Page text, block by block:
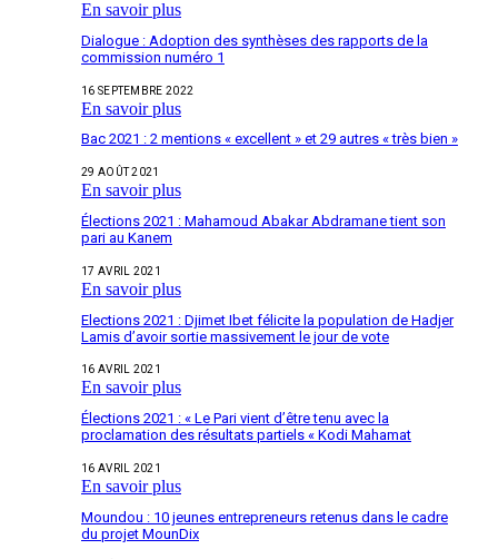
En savoir plus
Dialogue : Adoption des synthèses des rapports de la
commission numéro 1
16 SEPTEMBRE 2022
En savoir plus
Bac 2021 : 2 mentions « excellent » et 29 autres « très bien »
29 AOÛT 2021
En savoir plus
Élections 2021 : Mahamoud Abakar Abdramane tient son
pari au Kanem
17 AVRIL 2021
En savoir plus
Elections 2021 : Djimet Ibet félicite la population de Hadjer
Lamis d’avoir sortie massivement le jour de vote
16 AVRIL 2021
En savoir plus
Élections 2021 : « Le Pari vient d’être tenu avec la
proclamation des résultats partiels « Kodi Mahamat
16 AVRIL 2021
En savoir plus
Moundou : 10 jeunes entrepreneurs retenus dans le cadre
du projet MounDix